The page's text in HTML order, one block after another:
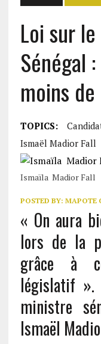
Loi sur
Sénégal
moins
TOPICS:
Ismaël Madior Fall
Ismaïla Madior Fall
POSTED BY: MAPOTE
« On aura
lors de la
grâce à
législatif ».
ministre
Ismaël